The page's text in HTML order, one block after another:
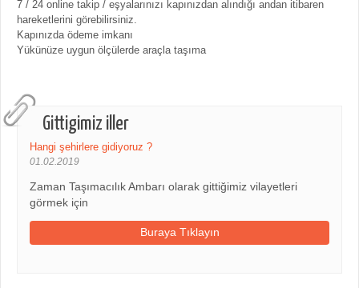
Gittigimiz iller
Hangi şehirlere gidiyoruz ?
01.02.2019
Zaman Taşımacılık Ambarı olarak gittiğimiz vilayetleri
görmek için
Buraya Tıklayın
7 / 24 online takip / eşyalarınızı kapınızdan alındığı andan itibaren
hareketlerini görebilirsiniz.
Kapınızda ödeme imkanı
Yükünüze uygun ölçülerde araçla taşıma